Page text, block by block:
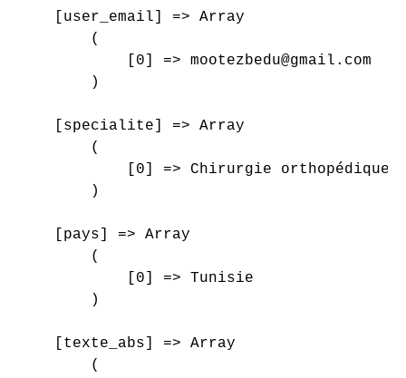
    [user_email] => Array
        (
            [0] => mootezbedu@gmail.com
        )
    [specialite] => Array
        (
[0] => Chirurgie orthopédique
        )
    [pays] => Array
        (
            [0] => Tunisie
        )
    [texte_abs] => Array
        (